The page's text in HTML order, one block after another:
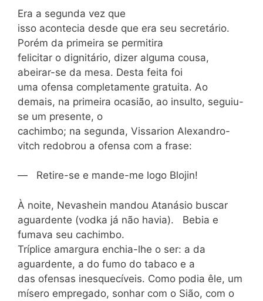
Era a segunda vez que
isso acontecia desde que era seu secretário.
Porém da primeira se permitira
felicitar o dignitário, dizer alguma cousa,
abeirar-se da mesa. Desta feita foi
uma ofensa completamente gratuita. Ao
demais, na primeira ocasião, ao insulto, seguiu-
se um presente, o
cachimbo; na segunda, Vissarion Alexandro-
vitch redobrou a ofensa com a frase:
— Retire-se e mande-me logo Blojin!
À noite, Nevashein mandou Atanásio buscar
aguardente (vodka já não havia). Bebia e
fumava seu cachimbo.
Tríplice amargura enchia-lhe o ser: a da
aguardente, a do fumo do tabaco e a
das ofensas inesquecíveis. Como podia êle, um
mísero empregado, sonhar com o Sião, com o